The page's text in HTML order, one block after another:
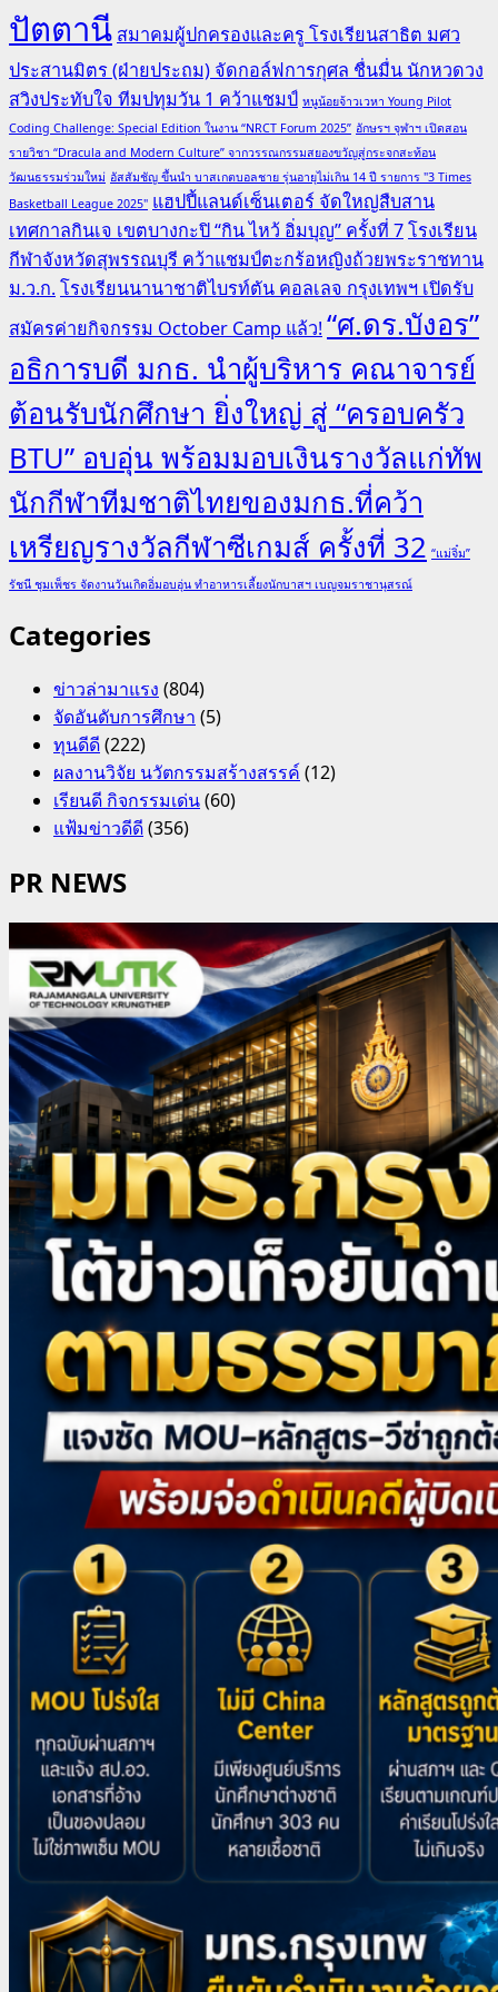
ปัตตานี สมาคมผู้ปกครองและครู โรงเรียนสาธิต มศว
ประสานมิตร (ฝ่ายประถม) จัดกอล์ฟการกุศล ชื่นมื่น นักหวดวง
สวิงประทับใจ ทีมปทุมวัน 1 คว้าแชมป์ หนูน้อยจ้าวเวหา Young Pilot
Coding Challenge: Special Edition ในงาน “NRCT Forum 2025” อักษรฯ จุฬาฯ เปิดสอน
รายวิชา “Dracula and Modern Culture” จากวรรณกรรมสยองขวัญสู่กระจกสะท้อน
วัฒนธรรมร่วมใหม่ อัสสัมชัญ ขึ้นนำ บาสเกตบอลชาย รุ่นอายุไม่เกิน 14 ปี รายการ "3 Times
Basketball League 2025" แฮปปี้แลนด์เซ็นเตอร์ จัดใหญ่สืบสาน
เทศกาลกินเจ เขตบางกะปิ “กิน ไหว้ อิ่มบุญ” ครั้งที่ 7โรงเรียน
กีฬาจังหวัดสุพรรณบุรี คว้าแชมป์ตะกร้อหญิงถ้วยพระราชทาน
ม.ว.ก.โรงเรียนนานาชาติไบรท์ตัน คอลเลจ กรุงเทพฯ เปิดรับ
สมัครค่ายกิจกรรม October Camp แล้ว!“ศ.ดร.บังอร”
อธิการบดี มกธ. นำผู้บริหาร คณาจารย์
ต้อนรับนักศึกษา ยิ่งใหญ่ สู่ “ครอบครัว
BTU” อบอุ่น พร้อมมอบเงินรางวัลแก่ทัพ
นักกีฬาทีมชาติไทยของมกธ.ที่คว้า
เหรียญรางวัลกีฬาซีเกมส์ ครั้งที่ 32 “แม่จิ๋ม”
รัชนี ชุมเพ็ชร จัดงานวันเกิดอิ่มอบอุ่น ทำอาหารเลี้ยงนักบาสฯ เบญจมราชานุสรณ์
Categories
ข่าวล่ามาแรง (804)
จัดอันดับการศึกษา (5)
ทุนดีดี(222)
ผลงานวิจัย นวัตกรรมสร้างสรรค์(12)
เรียนดี กิจกรรมเด่น(60)
แฟ้มข่าวดีดี(356)
PR NEWS